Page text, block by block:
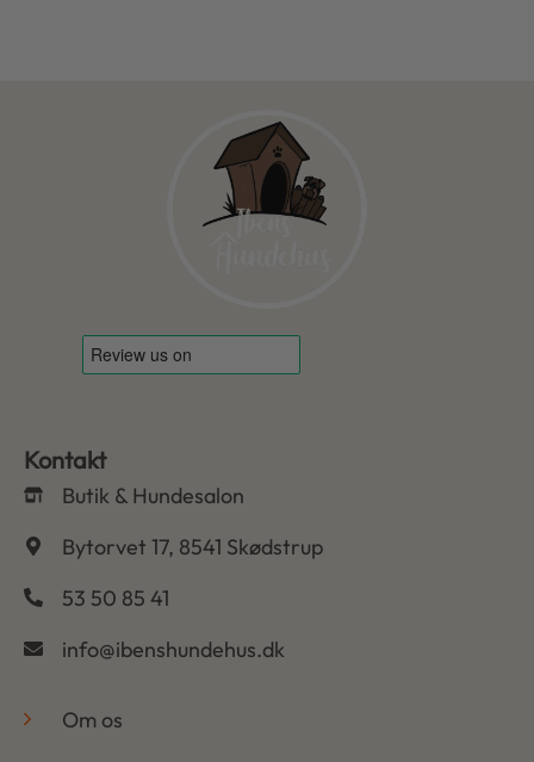
Kontakt
Butik & Hundesalon
Bytorvet 17, 8541 Skødstrup
53 50 85 41
info@ibenshundehus.dk
Om os